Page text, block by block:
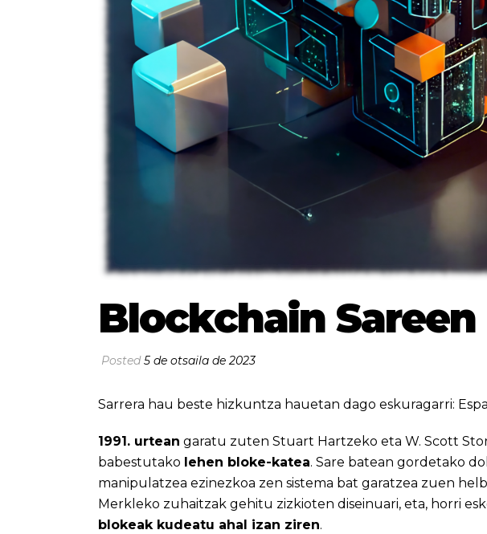
Blockchain
Posted5 de otsaila de 2023
Sarrera hau beste hizkuntza hauetan dago eskuragarri:
1991. urtean garatu zuten Stuart Hartzeko eta W. Scott
babestutako lehen bloke-katea. Sare batean gordetako
manipulatzea ezinezkoa zen sistema bat garatzea zuen
Merkleko zuhaitzak gehitu zizkioten diseinuari, eta, horri
blokeak kudeatu ahal izan ziren.